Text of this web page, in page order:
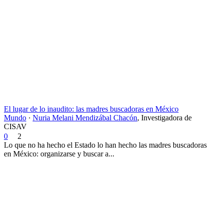
El lugar de lo inaudito: las madres buscadoras en México
Mundo · Nuria Melani Mendizábal Chacón, Investigadora de
CISAV
0
2
Lo que no ha hecho el Estado lo han hecho las madres buscadoras
en México: organizarse y buscar a...